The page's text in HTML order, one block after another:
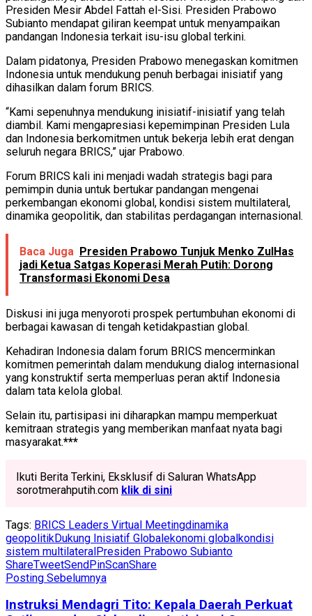
Presiden Mesir Abdel Fattah el-Sisi. Presiden Prabowo
Subianto mendapat giliran keempat untuk menyampaikan
pandangan Indonesia terkait isu-isu global terkini.
Dalam pidatonya, Presiden Prabowo menegaskan komitmen
Indonesia untuk mendukung penuh berbagai inisiatif yang
dihasilkan dalam forum BRICS.
“Kami sepenuhnya mendukung inisiatif-inisiatif yang telah
diambil. Kami mengapresiasi kepemimpinan Presiden Lula
dan Indonesia berkomitmen untuk bekerja lebih erat dengan
seluruh negara BRICS,” ujar Prabowo.
Forum BRICS kali ini menjadi wadah strategis bagi para
pemimpin dunia untuk bertukar pandangan mengenai
perkembangan ekonomi global, kondisi sistem multilateral,
dinamika geopolitik, dan stabilitas perdagangan internasional.
Baca Juga Presiden Prabowo Tunjuk Menko ZulHas
jadi Ketua Satgas Koperasi Merah Putih: Dorong
Transformasi Ekonomi Desa
Diskusi ini juga menyoroti prospek pertumbuhan ekonomi di
berbagai kawasan di tengah ketidakpastian global.
Kehadiran Indonesia dalam forum BRICS mencerminkan
komitmen pemerintah dalam mendukung dialog internasional
yang konstruktif serta memperluas peran aktif Indonesia
dalam tata kelola global.
Selain itu, partisipasi ini diharapkan mampu memperkuat
kemitraan strategis yang memberikan manfaat nyata bagi
masyarakat.***
Ikuti Berita Terkini, Eksklusif di Saluran WhatsApp
sorotmerahputih.com klik di sini
Tags: BRICS Leaders Virtual Meetingdinamika
geopolitikDukung Inisiatif Globalekonomi globalkondisi
sistem multilateralPresiden Prabowo Subianto
ShareTweetSendPinScanShare
Posting Sebelumnya
Instruksi Mendagri Tito: Kepala Daerah Perkuat